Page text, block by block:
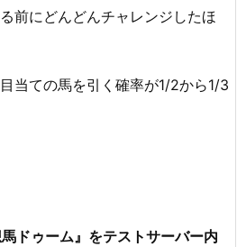
前にどんどんチャレンジしたほ
当ての馬を引く確率が1/2から1/3
ドゥーム』をテストサーバー内